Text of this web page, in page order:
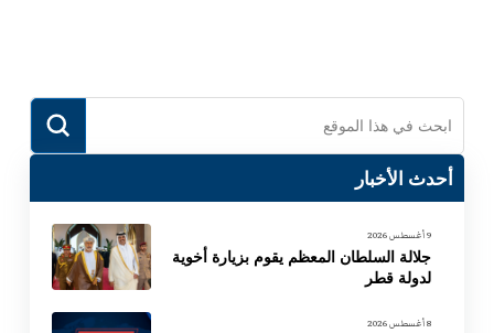
Search
أحدث الأخبار
9 أغسطس 2026
جلالة السلطان المعظم يقوم بزيارة أخوية
لدولة قطر
8 أغسطس 2026